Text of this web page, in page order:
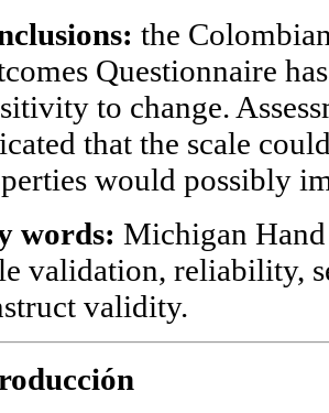
the
Questionnaire
to change.
that the scale
would possibly
words: Michigan
validation, reliability,
validity.